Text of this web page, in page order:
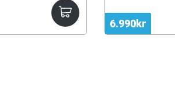
6.990kr